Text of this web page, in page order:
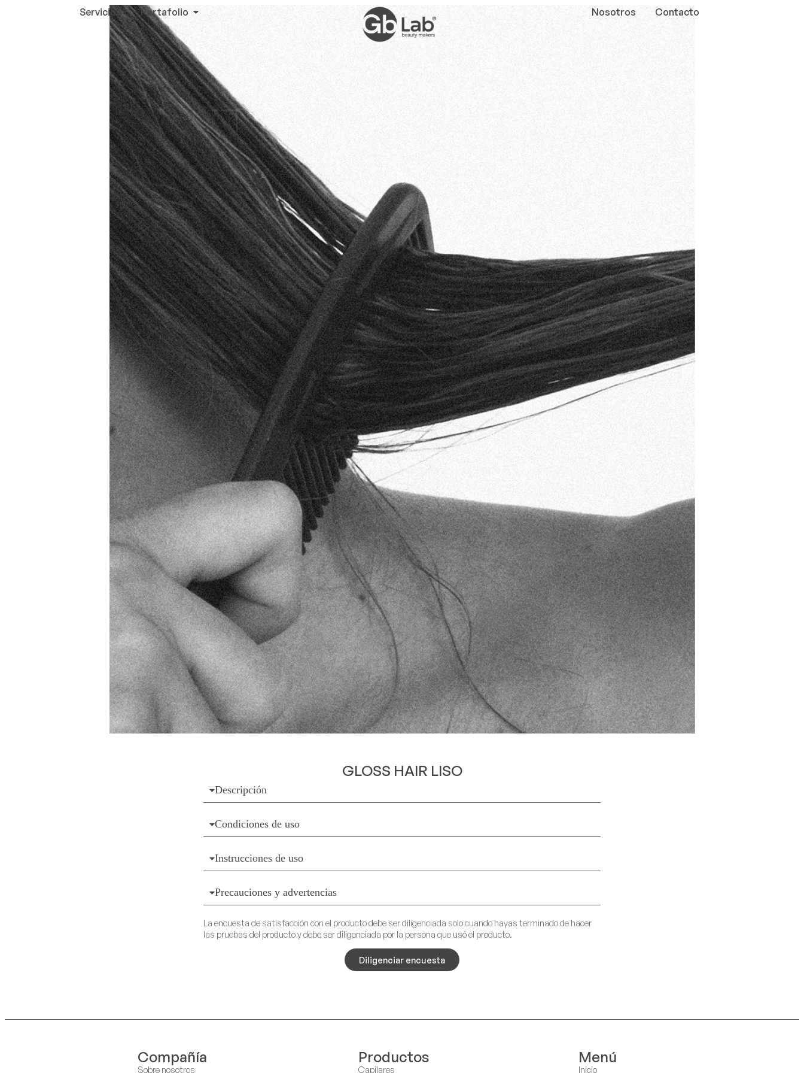
Servicios Portafolio Nosotros Contacto
GLOSS HAIR LISO
Descripción
Condiciones de uso
Instrucciones de uso
Precauciones y advertencias
La encuesta de satisfacción con el producto debe ser diligenciada solo cuando hayas terminado de hacer
las pruebas del producto y debe ser diligenciada por la persona que usó el producto.
Diligenciar encuesta
Compañía
Sobre nosotros
Productos
Capilares
Menú
Inicio